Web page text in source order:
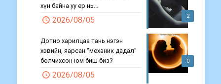
2
хүн байна уу ер нь…
2026/08/05
0
Дотно харилцаа тань нэгэн
хэвийн, яарсан “механик дадал”
болчихсон юм биш биз?
2026/08/05